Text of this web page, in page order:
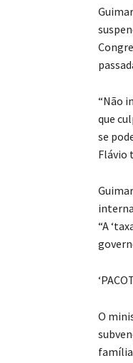
“Não
que
se
Flávio
“A
O